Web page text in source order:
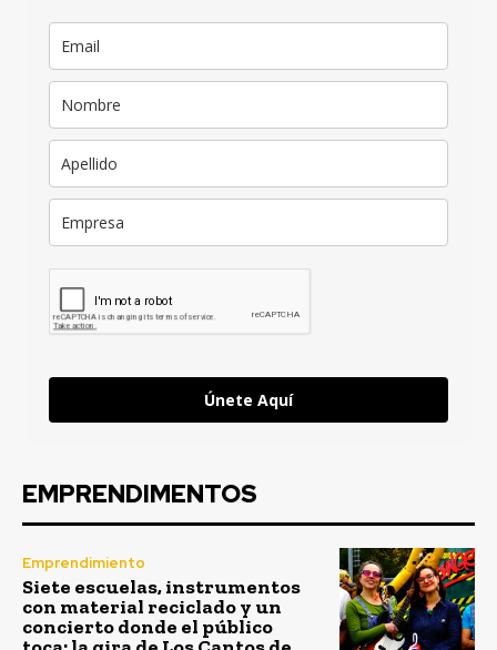
Únete Aquí
EMPRENDIMENTOS
Emprendimiento
Siete escuelas, instrumentos
con material reciclado y un
concierto donde el público